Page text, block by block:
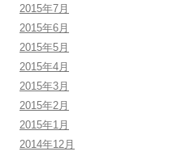
2015年7月
2015年6月
2015年5月
2015年4月
2015年3月
2015年2月
2015年1月
2014年12月